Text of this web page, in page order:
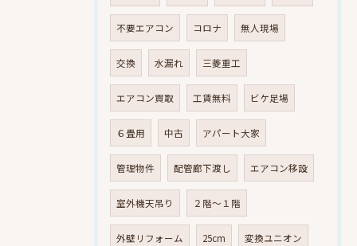
不要エアコン コロナ 無人現場
交換 水漏れ 三菱重工
エアコン買取 工賃無料 ビケ足場
６畳用 中古 アパート大家
管理物件 配管廊下渡し エアコン移設
室外機天吊り ２階～１階
外壁リフォーム 25cm 変換ユニオン